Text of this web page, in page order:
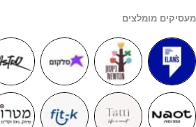
מעסיקים מומלצים